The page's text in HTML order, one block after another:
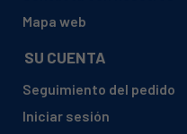
Mapa web
SU CUENTA
Seguimiento del pedido
Iniciar sesión